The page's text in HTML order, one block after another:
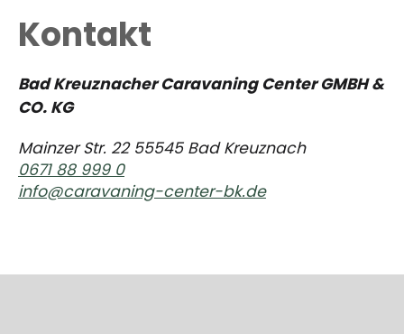
Kontakt
Bad Kreuznacher Caravaning Center GMBH &
CO. KG
Mainzer Str. 22 55545 Bad Kreuznach
0671 88 999 0
info@caravaning-center-bk.de